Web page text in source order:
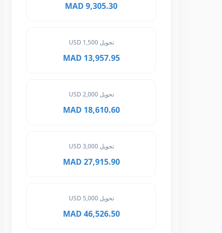
9,305.30 MAD
تحويل 1,500 USD
13,957.95 MAD
تحويل 2,000 USD
18,610.60 MAD
تحويل 3,000 USD
27,915.90 MAD
تحويل 5,000 USD
46,526.50 MAD